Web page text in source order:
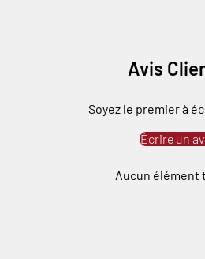
Avis
Soyez le premier à
Écrire un
Aucun élément